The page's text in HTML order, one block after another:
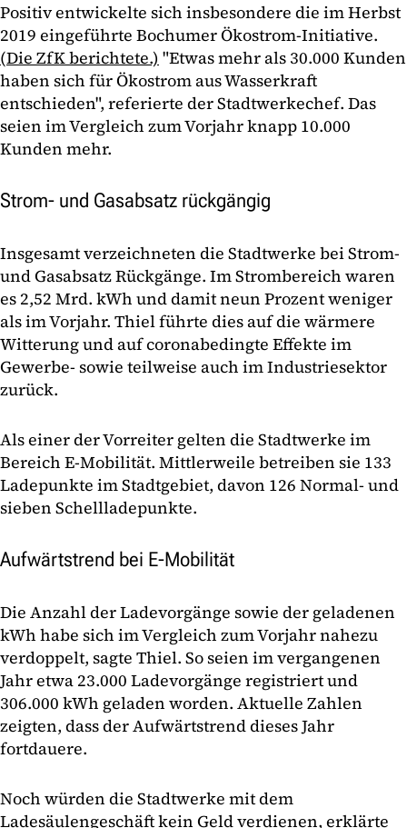
Positiv entwickelte sich insbesondere die im Herbst
2019 eingeführte Bochumer Ökostrom-Initiative.
(Die ZfK berichtete.) "Etwas mehr als 30.000 Kunden
haben sich für Ökostrom aus Wasserkraft
entschieden", referierte der Stadtwerkechef. Das
seien im Vergleich zum Vorjahr knapp 10.000
Kunden mehr.
Strom- und Gasabsatz rückgängig
Insgesamt verzeichneten die Stadtwerke bei Strom-
und Gasabsatz Rückgänge. Im Strombereich waren
es 2,52 Mrd. kWh und damit neun Prozent weniger
als im Vorjahr. Thiel führte dies auf die wärmere
Witterung und auf coronabedingte Effekte im
Gewerbe- sowie teilweise auch im Industriesektor
zurück.
Als einer der Vorreiter gelten die Stadtwerke im
Bereich E-Mobilität. Mittlerweile betreiben sie 133
Ladepunkte im Stadtgebiet, davon 126 Normal- und
sieben Schellladepunkte.
Aufwärtstrend bei E-Mobilität
Die Anzahl der Ladevorgänge sowie der geladenen
kWh habe sich im Vergleich zum Vorjahr nahezu
verdoppelt, sagte Thiel. So seien im vergangenen
Jahr etwa 23.000 Ladevorgänge registriert und
306.000 kWh geladen worden. Aktuelle Zahlen
zeigten, dass der Aufwärtstrend dieses Jahr
fortdauere.
Noch würden die Stadtwerke mit dem
Ladesäulengeschäft kein Geld verdienen, erklärte